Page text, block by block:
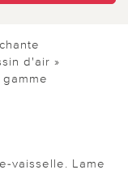
d'air »
vaisselle. Lame